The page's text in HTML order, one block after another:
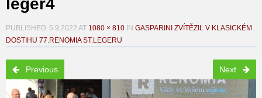
PUBLISHED 5.9.2022 AT 1080 × 810 IN GASPARINI ZVÍTĚZIL V KLASICKÉM
DOSTIHU 77.RENOMIA ST.LEGERU
Previous Next